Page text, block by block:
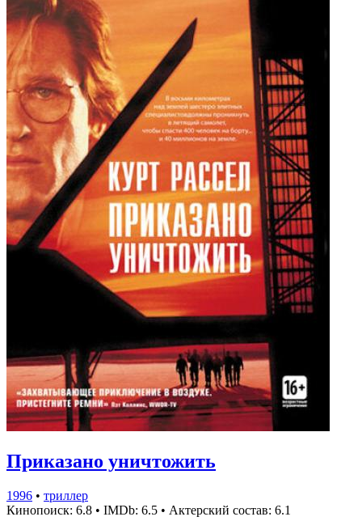
Приказано уничтожить
1996 • триллер
Кинопоиск: 6.8 • IMDb: 6.5 • Актерский состав: 6.1